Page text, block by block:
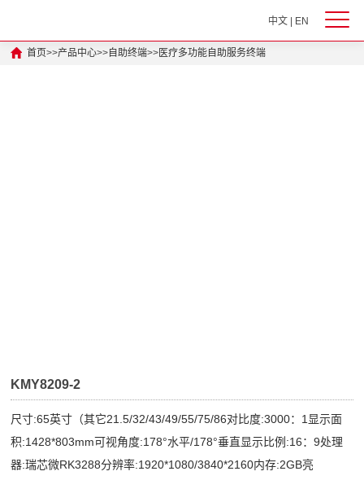
中文| EN
首页>>产品中心>>自助终端>>医疗多功能自助服务终端
KMY8209-2
尺寸:65英寸（其它21.5/32/43/49/55/75/86对比度:3000：1显示面
积:1428*803mm可视角度:178°水平/178°垂直显示比例:16：9处理
器:瑞芯微RK3288分辨率:1920*1080/3840*2160内存:2GB亮